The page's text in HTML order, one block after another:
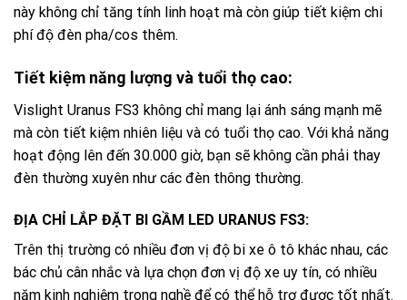
này không chỉ tăng tính linh hoạt mà còn giúp tiết kiệm chi
phí độ đèn pha/cos thêm.
Tiết kiệm năng lượng và tuổi thọ cao:
Vislight Uranus FS3 không chỉ mang lại ánh sáng mạnh mẽ
mà còn tiết kiệm nhiên liệu và có tuổi thọ cao. Với khả năng
hoạt động lên đến 30.000 giờ, bạn sẽ không cần phải thay
đèn thường xuyên như các đèn thông thường.
ĐỊA CHỈ LẮP ĐẶT BI GẦM LED URANUS FS3:
Trên thị trường có nhiều đơn vị độ bi xe ô tô khác nhau, các
bác chủ cân nhắc và lựa chọn đơn vị độ xe uy tín, có nhiều
năm kinh nghiệm trong nghề để có thể hỗ trợ được tốt nhất.